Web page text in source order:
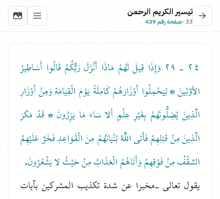
تيسير الكريم الرحمن
33 - صفحة رقم 439
٢٤ - ٢٩
وَإِذَا قِيلَ لَهُمْ مَاذَا أَنْزَلَ رَبُّكُمْ قَالُوا أَسَاطِيرُ
الأوَّلِينَ * لِيَحْمِلُوا أَوْزَارَهُمْ كَامِلَةً يَوْمَ الْقِيَامَةِ وَمِنْ أَوْزَارِ
الَّذِينَ يُضِلُّونَهُمْ بِغَيْرِ عِلْمٍ أَلا سَاءَ مَا يَزِرُونَ * قَدْ مَكَرَ
الَّذِينَ مِنْ قَبْلِهِمْ فَأَتَى اللَّهُ بُنْيَانَهُمْ مِنَ الْقَوَاعِدِ فَخَرَّ عَلَيْهِمُ
السَّقْفُ مِنْ فَوْقِهِمْ وَأَتَاهُمُ الْعَذَابُ مِنْ حَيْثُ لا يَشْعُرُونَ.
يقول تعالى -مخبرا عن شدة تكذيب المشركين بآيات